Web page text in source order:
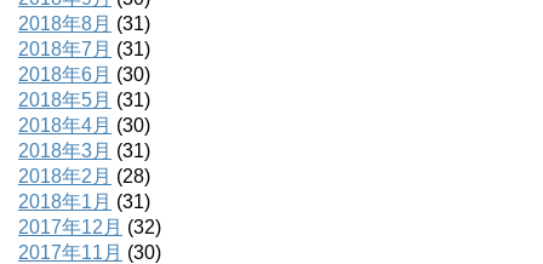
2018年8月 (31)
2018年7月 (31)
2018年6月 (30)
2018年5月 (31)
2018年4月 (30)
2018年3月 (31)
2018年2月 (28)
2018年1月 (31)
2017年12月 (32)
2017年11月 (30)